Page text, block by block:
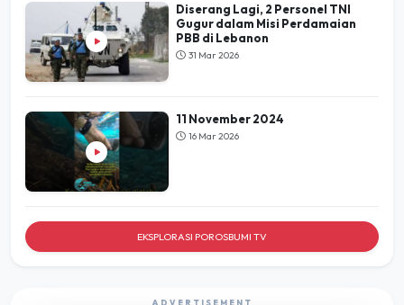
Diserang Lagi, 2 Personel TNI
Gugur dalam Misi Perdamaian
PBB di Lebanon
31 Mar 2026
11 November 2024
16 Mar 2026
EKSPLORASI POROSBUMI TV
ADVERTISEMENT